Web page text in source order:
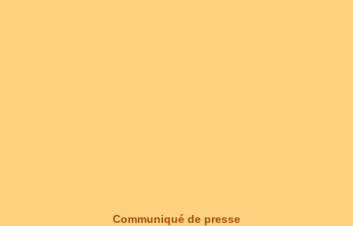
Communiqué de presse